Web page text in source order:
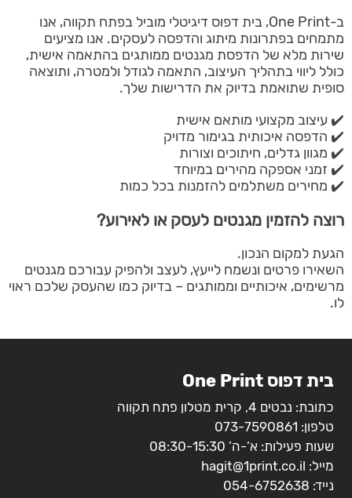
ב-One Print, בית דפוס דיגיטלי מוביל בפתח תקווה, אנו
מתמחים בפתרונות מיתוג והדפסה לעסקים. אנו מציעים
שירות מלא של הדפסת מגנטים ממותגים בהתאמה אישית,
כולל ליווי בתהליך העיצוב, התאמה לגודל ולמטרה, ותוצאה
סופית שתואמת בדיוק את הדרישות שלך.
✔️ עיצוב מקצועי מותאם אישית
✔️ הדפסה איכותית בגימור מדויק
✔️ מגוון גדלים, חיתוכים וצורות
✔️ זמני אספקה מהירים במיוחד
✔️ מחירים משתלמים להזמנות בכל כמות
רוצה להזמין מגנטים לעסק או לאירוע?
הגעת למקום הנכון.
השאירו פרטים ונשמח לייעץ, לעצב ולהפיק עבורכם מגנטים
מרשימים, איכותיים וממותגים – בדיוק כמו שהעסק שלכם ראוי
לו.
בית דפוס One Print
כתובת: נבטים 4, קרית מטלון פתח תקווה
טלפון: 073-7590861
שעות פעילות: א’-ה’ 08:30-15:30
מייל: hagit@1print.co.il
נייד: 054-6752638